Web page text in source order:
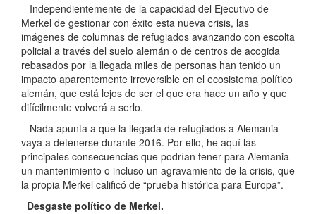
Independientemente de la capacidad del Ejecutivo de
Merkel de gestionar con éxito esta nueva crisis, las
imágenes de columnas de refugiados avanzando con escolta
policial a través del suelo alemán o de centros de acogida
rebasados por la llegada miles de personas han tenido un
impacto aparentemente irreversible en el ecosistema político
alemán, que está lejos de ser el que era hace un año y que
difícilmente volverá a serlo.
Nada apunta a que la llegada de refugiados a Alemania
vaya a detenerse durante 2016. Por ello, he aquí las
principales consecuencias que podrían tener para Alemania
un mantenimiento o incluso un agravamiento de la crisis, que
la propia Merkel calificó de “prueba histórica para Europa”.
Desgaste político de Merkel.